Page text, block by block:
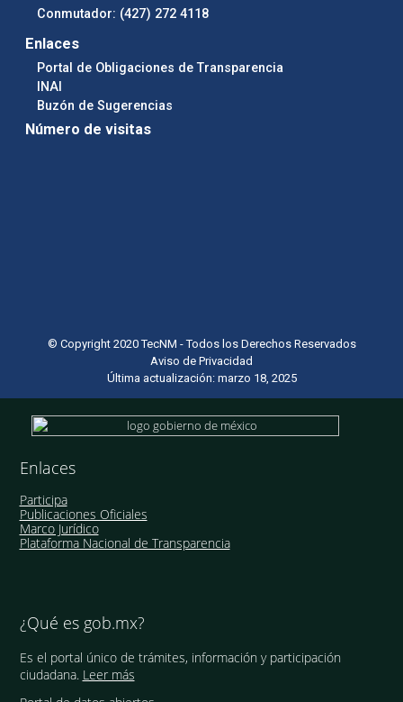
Conmutador: (427) 272 4118
Enlaces
Portal de Obligaciones de Transparencia
INAI
Buzón de Sugerencias
Número de visitas
© Copyright 2020 TecNM - Todos los Derechos Reservados
Aviso de Privacidad
Última actualización: marzo 18, 2025
Enlaces
Participa
Publicaciones Oficiales
Marco Jurídico
Plataforma Nacional de Transparencia
¿Qué es gob.mx?
Es el portal único de trámites, información y participación
ciudadana. Leer más